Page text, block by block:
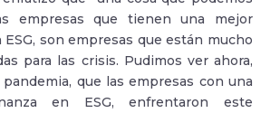
empresas que tienen una mejor
son empresas que están mucho
para las crisis. Pudimos ver ahora,
que las empresas con una
en ESG, enfrentaron este